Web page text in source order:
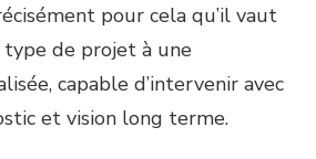
pour cela qu’il vaut
type de projet à une
capable d’intervenir avec
et vision long terme.